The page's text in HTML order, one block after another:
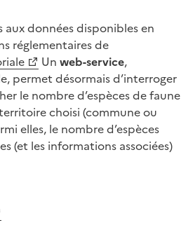
aux données disponibles en
réglementaires de
Un web-service,
permet désormais d’interroger
le nombre d’espèces de faune
choisi (commune ou
elles, le nombre d’espèces
(et les informations associées)